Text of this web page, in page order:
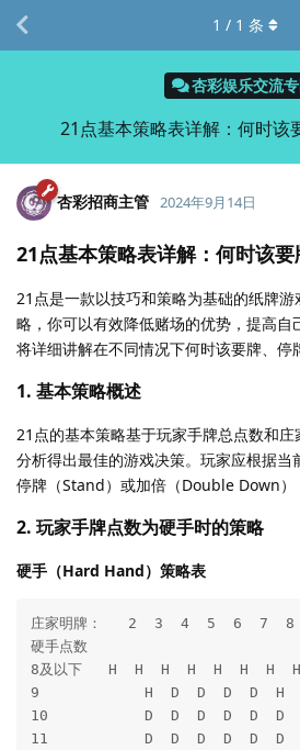
杏彩娱乐交流
21点基本策略表详解：何时该
1 / 1 条
杏彩招商主管 2024年9月14日
21点基本策略表详解：何时该
21点是一款以技巧和策略为基础的纸牌
略，你可以有效降低赌场的优势，提高自
将详细讲解在不同情况下何时该要牌、停
1. 基本策略概述
21点的基本策略基于玩家手牌总点数和
分析得出最佳的游戏决策。玩家应根据当
停牌（Stand）或加倍（Double Down）
2. 玩家手牌点数为硬手时的策略
硬手（Hard Hand）策略表
庄家明牌：   2  3  4  5  6  7
硬手点数
8及以下   H  H  H  H  H  H  H
9            H  D  D  D  D  H
10           D  D  D  D  D  D
11           D  D  D  D  D  D